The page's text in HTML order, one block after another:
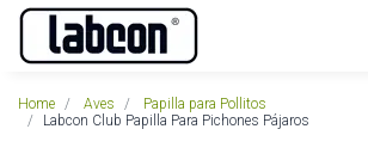
Home Aves
Papilla para Pollitos
Labcon Club Papilla Para Pichones Pájaros